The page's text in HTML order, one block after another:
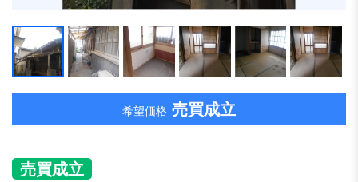
希望価格 売買成立
売買成立